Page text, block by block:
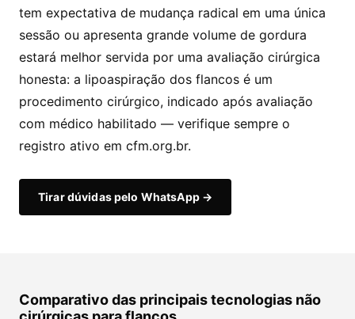
tem expectativa de mudança radical em uma única
sessão ou apresenta grande volume de gordura
estará melhor servida por uma avaliação cirúrgica
honesta: a lipoaspiração dos flancos é um
procedimento cirúrgico, indicado após avaliação
com médico habilitado — verifique sempre o
registro ativo em cfm.org.br.
Tirar dúvidas pelo WhatsApp →
Comparativo das principais tecnologias não